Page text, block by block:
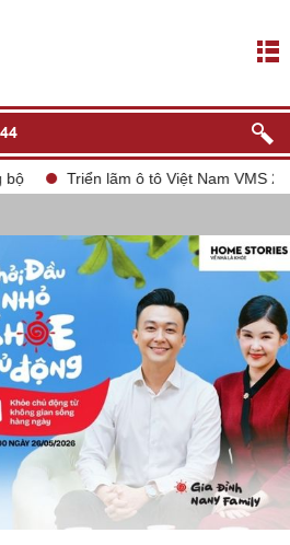
Triển lãm ô tô Việt Nam VMS 2024